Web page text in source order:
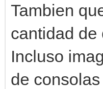
Tambien
cantidad de
Incluso
de